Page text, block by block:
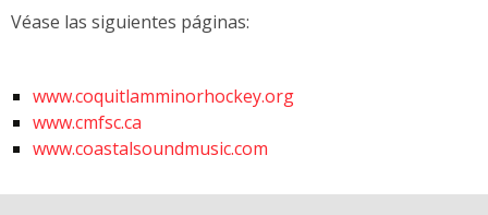
Véase las siguientes páginas:
www.coquitlamminorhockey.org
www.cmfsc.ca
www.coastalsoundmusic.com